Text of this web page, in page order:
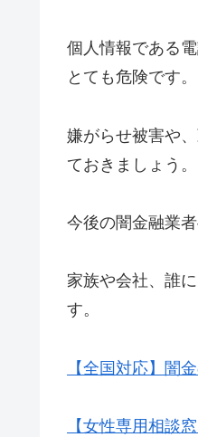
個人情報である
とても危険です。
嫌がらせ被害や
ておきましょう。
今後の闇金融業
家族や会社、誰
す。
【全国対応】闇
【女性専用相談